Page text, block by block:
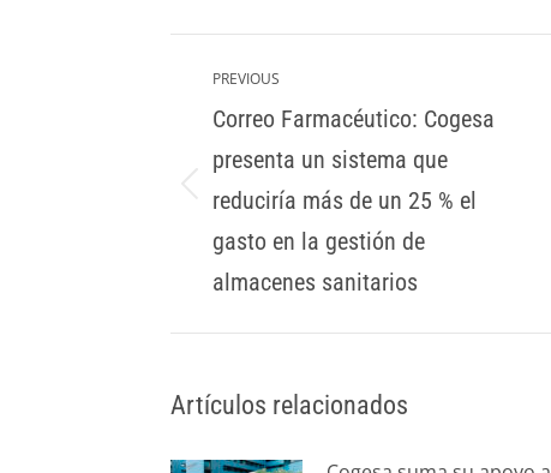
Post
navigation
PREVIOUS
Previous
post:
Correo Farmacéutico: Cogesa
presenta un sistema que
reduciría más de un 25 % el
gasto en la gestión de
almacenes sanitarios
Artículos relacionados